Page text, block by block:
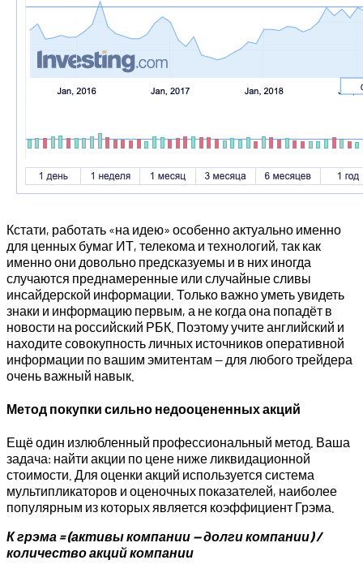
Кстати, работать «на идею» особенно актуально именно
для ценных бумаг ИТ, телекома и технологий, так как
именно они довольно предсказуемы и в них иногда
случаются преднамеренные или случайные сливы
инсайдерской информации. Только важно уметь увидеть
знаки и информацию первым, а не когда она попадёт в
новости на российский РБК. Поэтому учите английский и
находите совокупность личных источников оперативной
информации по вашим эмитентам — для любого трейдера
очень важный навык.
Метод покупки сильно недооцененных акций
Ещё один излюбленный профессиональный метод. Ваша
задача: найти акции по цене ниже ликвидационной
стоимости. Для оценки акций используется система
мультипликаторов и оценочных показателей, наиболее
популярным из которых является коэффициент Грэма.
К грэма = (активы компании — долги компании) /
количество акций компании